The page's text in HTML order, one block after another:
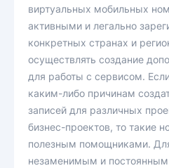
виртуальных мобильных
активными и легально
конкретных странах и
осуществлять создание
для работы с сервисом.
каким-либо причинам
записей для различных
бизнес-проектов, то такие
полезным помощниками.
незаменимым и